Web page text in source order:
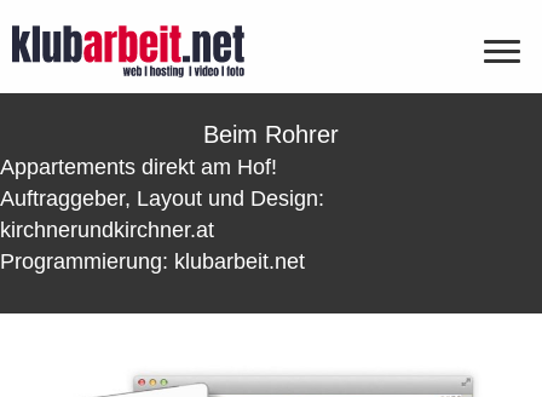
Beim Rohrer
Appartements direkt am Hof!
Auftraggeber, Layout und Design:
kirchnerundkirchner.at
Programmierung: klubarbeit.net